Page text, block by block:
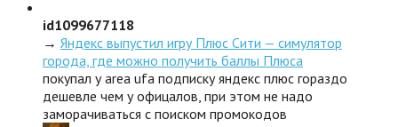
id1099677118
→ Яндекс выпустил игру Плюс Сити — симулятор
города, где можно получить баллы Плюса
покупал у area ufa подписку яндекс плюс гораздо
дешевле чем у офицалов, при этом не надо
заморачиваться с поиском промокодов